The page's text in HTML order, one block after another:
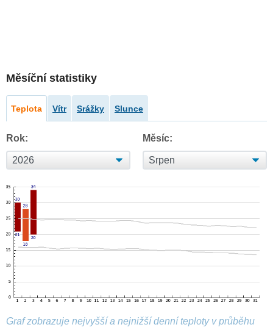
Měsíční statistiky
Teplota Vítr Srážky Slunce
Rok: Měsíc:
Graf zobrazuje nejvyšší a nejnižší denní teploty v průběhu